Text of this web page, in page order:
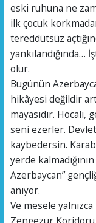
eski ruhuna ne
ilk çocuk
tereddütsüz
yankılandığında…
olur.
Bugünün
hikâyesi değildir
mayasıdır.
seni ezerler.
kaybedersin.
yerde
Azerbaycan”
anıyor.
Ve mesele